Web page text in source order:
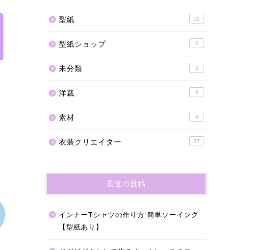
型紙 22
型紙ショップ 6
未分類 2
洋裁 8
素材 6
衣装クリエイター 17
最近の投稿
インナーTシャツの作り方 簡単ソーイング
【型紙あり】